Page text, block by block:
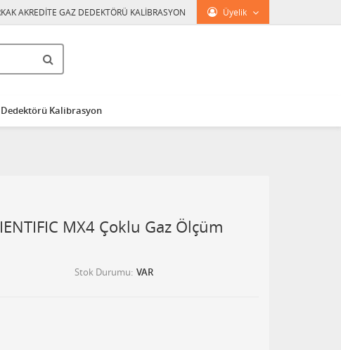
Üyelik
AKREDİTE GAZ DEDEKTÖRÜ KALİBRASYON
Dedektörü Kalibrasyon
MX4 Çoklu Gaz Ölçüm
Stok Durumu VAR